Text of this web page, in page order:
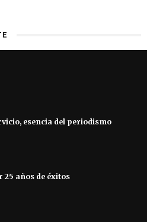
esencia del periodismo
años de éxitos